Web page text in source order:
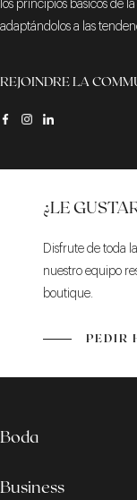
los principios básicos de
adaptándolos a las
REJOINDRE LA
¿LE
Disfrute de toda
nuestro equipo
boutique.
PEDIR
Boda
Business